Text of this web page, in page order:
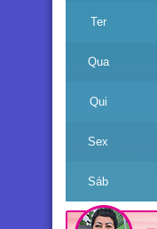
Ter
Qua
Qui
Sex
Sáb